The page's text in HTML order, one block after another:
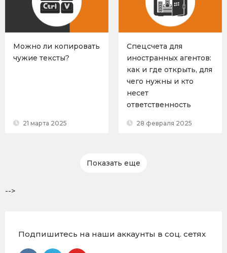
Можно ли копировать
чужие тексты?
21 марта 2025
Спецсчета для
иностранных агентов:
как и где открыть, для
чего нужны и кто
несет
ответственность
28 февраля 2025
Показать еще
-->
Подпишитесь на наши аккаунты в соц. сетях